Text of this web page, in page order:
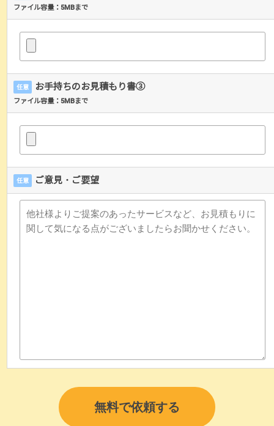
ファイル容量：5MBまで
任意 お手持ちのお見積もり書③
ファイル容量：5MBまで
任意 ご意見・ご要望